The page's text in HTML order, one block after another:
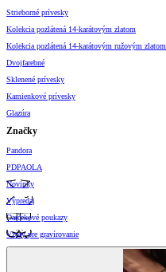
Strieborné prívesky
Kolekcia pozlátená 14-karátovým zlatom
Kolekcia pozlátená 14-karátovým ružovým zlatom
Dvojfarebné
Sklenené prívesky
Kamienkové prívesky
Glazúra
Značky
Pandora
PDPAOLA
Novinky
Výpredaj
Darčekové poukazy
Vzory pre gravírovanie